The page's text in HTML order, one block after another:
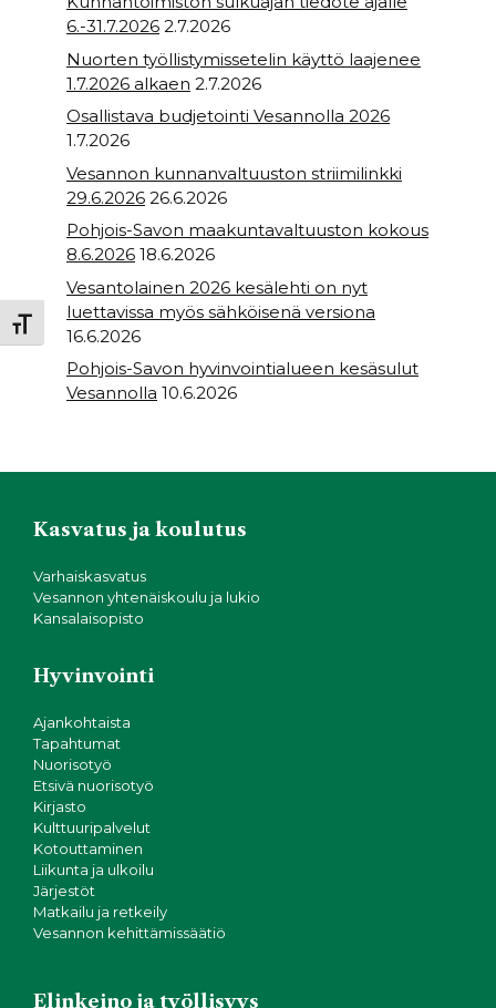
Toggle Font size
6.-31.7.2026 2.7.2026
Nuorten työllistymissetelin käyttö laajenee
1.7.2026 alkaen 2.7.2026
Osallistava budjetointi Vesannolla 2026
1.7.2026
Vesannon kunnanvaltuuston striimilinkki
29.6.2026 26.6.2026
Pohjois-Savon maakuntavaltuuston kokous
8.6.2026 18.6.2026
Vesantolainen 2026 kesälehti on nyt
luettavissa myös sähköisenä versiona
16.6.2026
Pohjois-Savon hyvinvointialueen kesäsulut
Vesannolla 10.6.2026
Kasvatus ja koulutus
Varhaiskasvatus
Vesannon yhtenäiskoulu ja lukio
Kansalaisopisto
Hyvinvointi
Ajankohtaista
Tapahtumat
Nuorisotyö
Etsivä nuorisotyö
Kirjasto
Kulttuuripalvelut
Kotouttaminen
Liikunta ja ulkoilu
Järjestöt
Matkailu ja retkeily
Vesannon kehittämissäätiö
Elinkeino ja työllisyys